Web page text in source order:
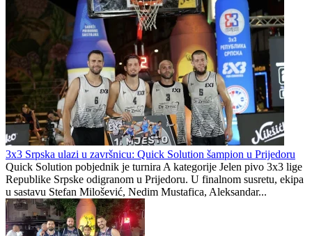
Doskorašnji trener Jahorine u stručnom štabu podgoričke
Budućnosti
Petronijević novo pojačanje Leotara
sportdc.net
0 0